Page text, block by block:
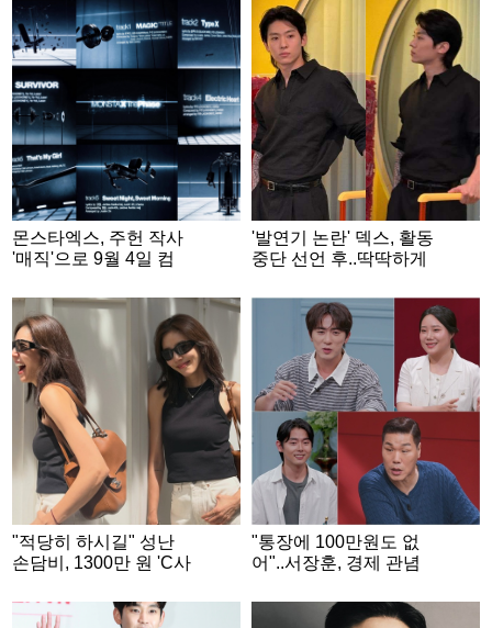
몬스타엑스, 주헌 작사
'매직'으로 9월 4일 컴
'발연기 논란' 덱스, 활동
중단 선언 후..딱딱하게
"적당히 하시길" 성난
손담비, 1300만 원 'C사
"통장에 100만원도 없
어"..서장훈, 경제 관념
[연애전쟁]